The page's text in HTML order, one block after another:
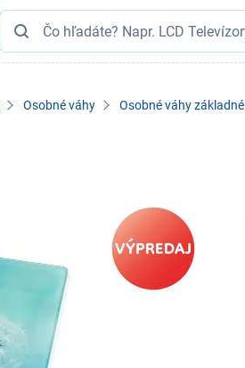
Osobné váhy Osobné váhy základné